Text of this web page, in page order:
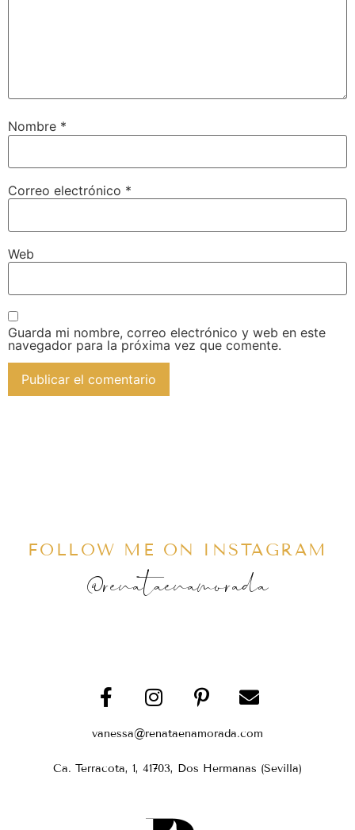
Nombre *
Correo electrónico *
Web
Guarda mi nombre, correo electrónico y web en este
navegador para la próxima vez que comente.
FOLLOW ME ON INSTAGRAM
@renataenamorada
vanessa@renataenamorada.com
Ca. Terracota, 1, 41703, Dos Hermanas (Sevilla)